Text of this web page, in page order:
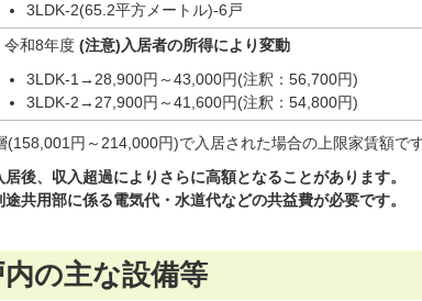
3LDK-2(65.2平方メートル)-6戸
令和8年度 (注意)入居者の所得により変動
3LDK-1→28,900円～43,000円(注釈：56,700円)
3LDK-2→27,900円～41,600円(注釈：54,800円)
(158,001円～214,000円)で入居された場合の上限家賃額です
居後、収入超過によりさらに高額となることがあります。
途共用部に係る電気代・水道代などの共益費が必要です。
の主な設備等